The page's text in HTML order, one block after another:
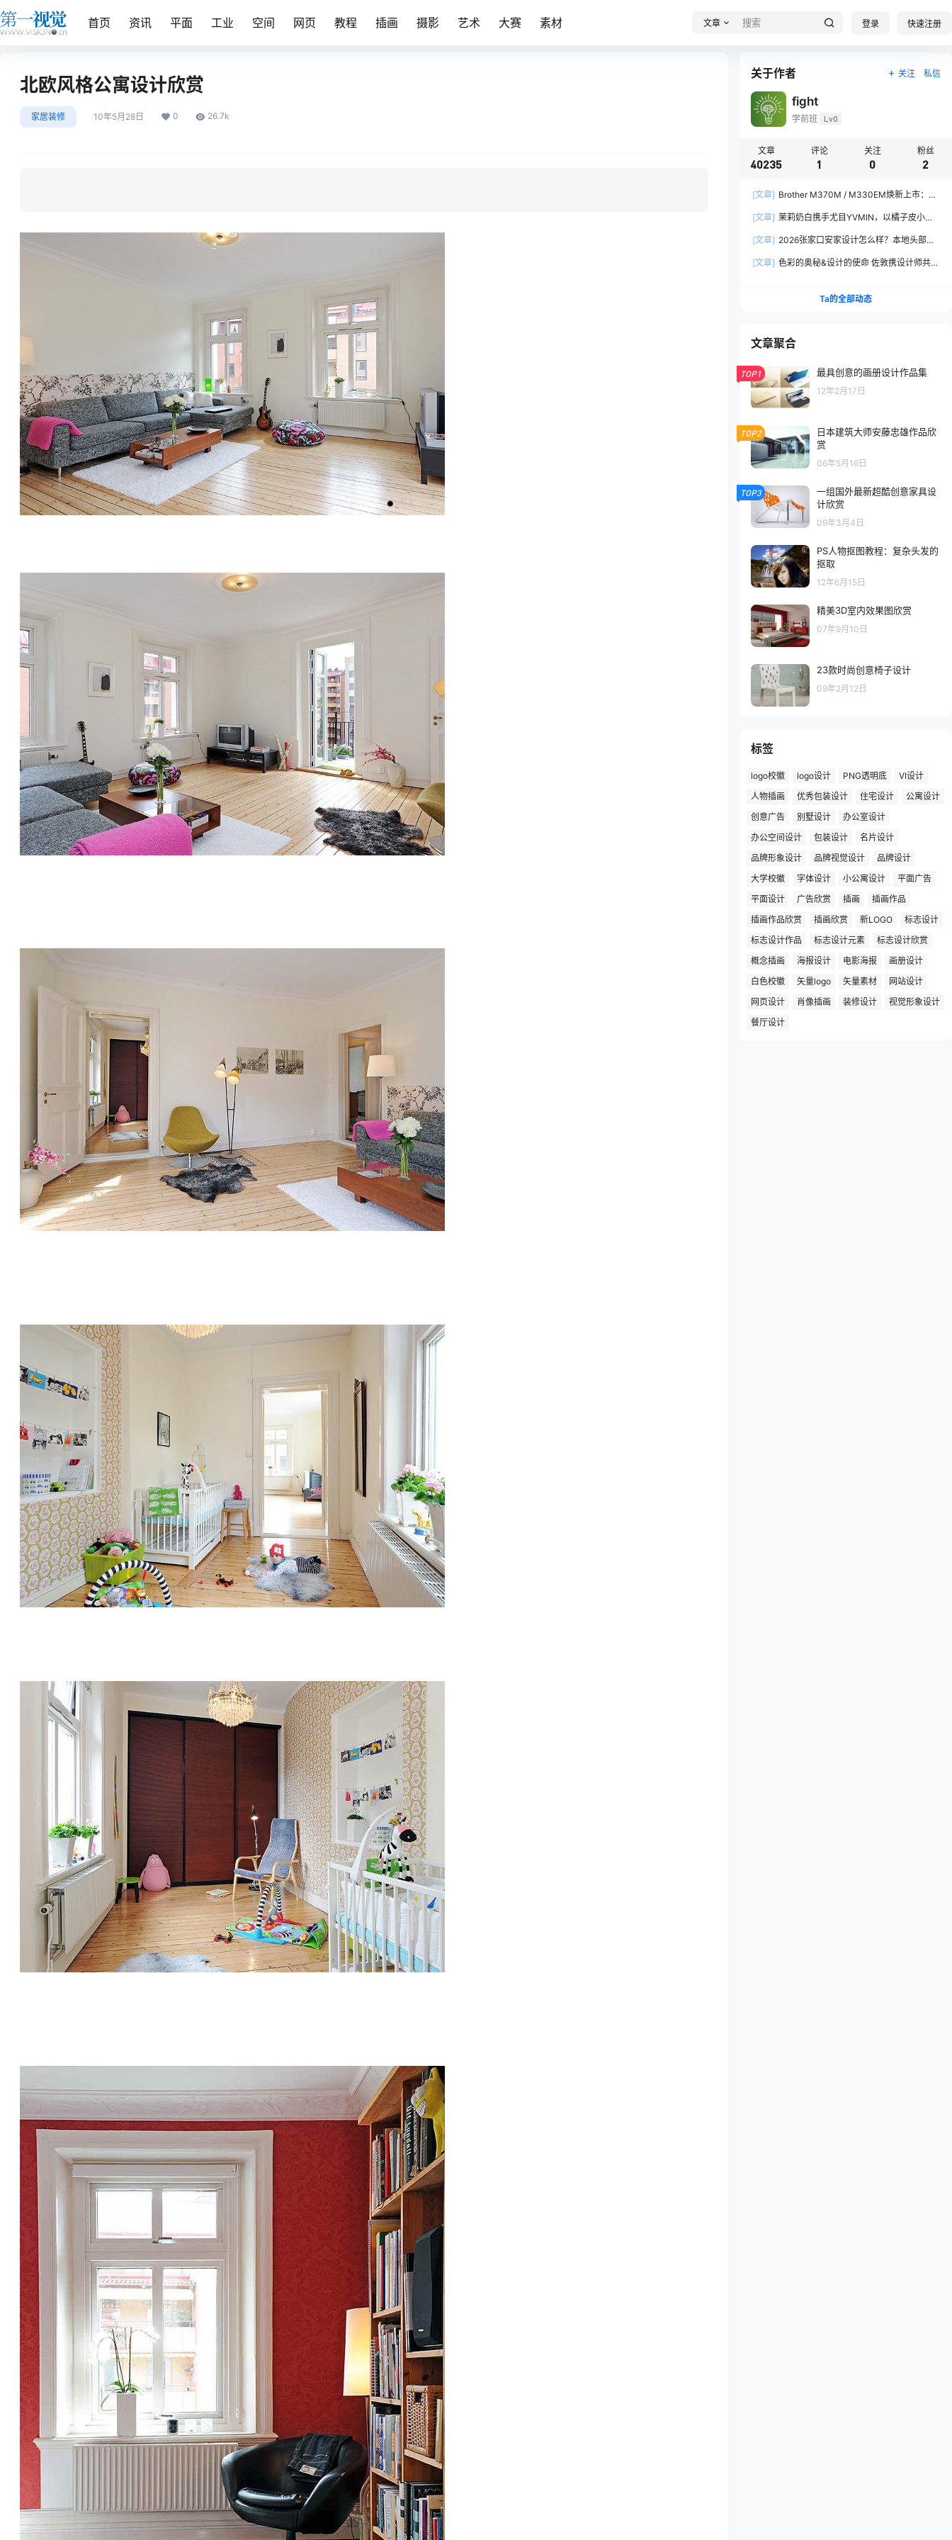
首页 资讯 平面 工业 空间 网页 教程 插画 摄影 艺术 大赛 素材 文章 登录 快速注册
北欧风格公寓设计欣赏
家居装修 10年5月28日 0 26.7k
关于作者 关注 私信
fight
学前班 Lv0
文章
40235
评论
1
关注
0
粉丝
2
[文章] Brother M370M / M330EM焕新上市：软
[文章] 茉莉奶白携手尤目YVMIN，以橘子皮小熊
[文章] 2026张家口安家设计怎么样？本地头部全
[文章] 色彩的奥秘&设计的使命 佐敦携设计师共探
Ta的全部动态
文章聚合
TOP1 最具创意的画册设计作品集
12年2月17日
TOP2
日本建筑大师安藤忠雄作品欣
赏
06年5月16日
TOP3
一组国外最新超酷创意家具设
计欣赏
09年3月4日
PS人物抠图教程：复杂头发的
抠取
12年6月15日
精美3D室内效果图欣赏
07年9月10日
23款时尚创意椅子设计
09年2月12日
标签
logo校徽 logo设计 PNG透明底
VI设计
人物插画
优秀包装设计 住宅设计
公寓设计
创意广告
别墅设计
办公室设计
办公空间设计
包装设计
名片设计
品牌形象设计
品牌视觉设计
品牌设计
大学校徽
字体设计 小公寓设计
平面广告
平面设计
广告欣赏 插画
插画作品
插画作品欣赏
插画欣赏 新LOGO
标志设计
标志设计作品
标志设计元素
标志设计欣赏
概念插画
海报设计 电影海报
画册设计
白色校徽
矢量logo 矢量素材
网站设计
网页设计
肖像插画 装修设计
视觉形象设计
餐厅设计